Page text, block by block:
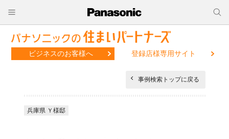
ビジネスのお客様へ 登録店様専用サイト
事例検索トップに戻る
兵庫県 Ｙ様邸